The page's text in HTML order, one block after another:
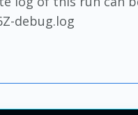
debug.log